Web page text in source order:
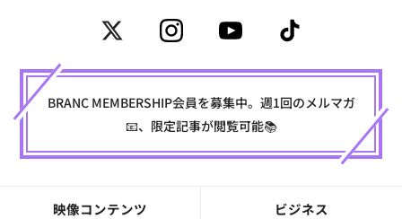
BRANC MEMBERSHIP会員を募集中。週1回のメルマガ
📧、限定記事が閲覧可能📚
映像コンテンツ ビジネス